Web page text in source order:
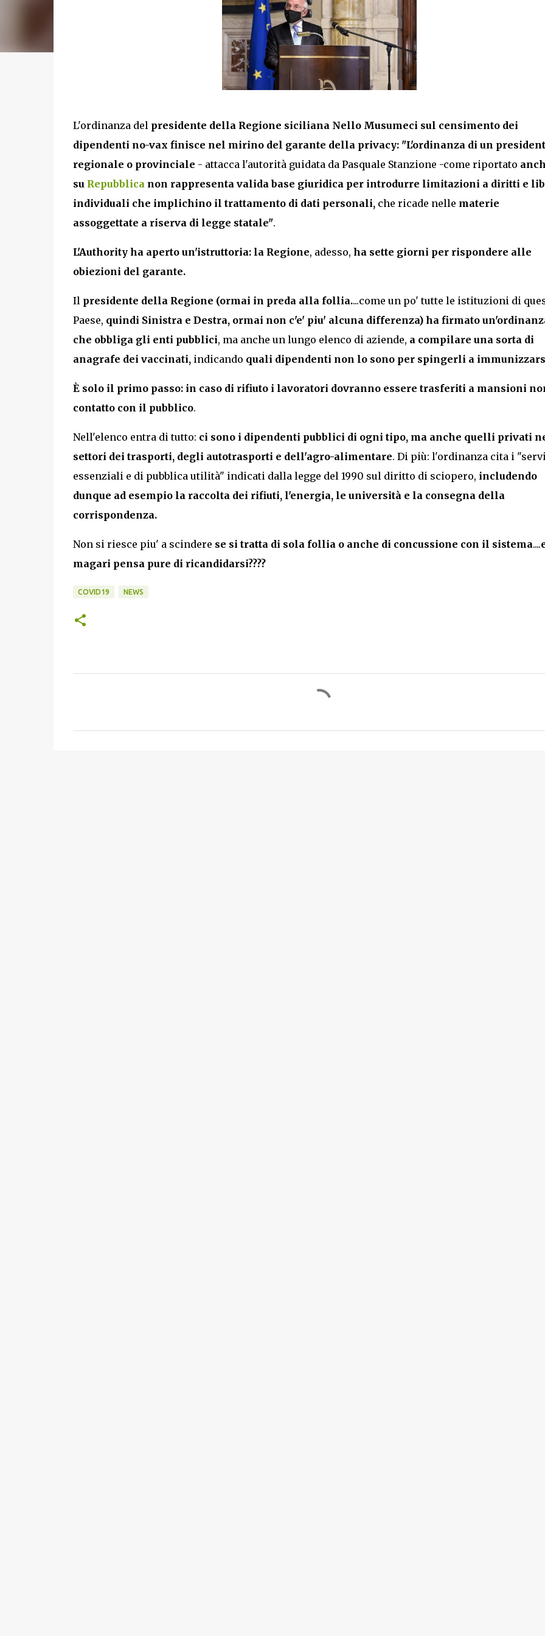
L'ordinanza del presidente della Regione siciliana Nello Musumeci sul censimento dei
dipendenti no-vax finisce nel mirino del garante della privacy: "L'ordinanza di un
regionale o provinciale - attacca l'autorità guidata da Pasquale Stanzione -come riportato
su Repubblicanon rappresenta valida base giuridica per introdurre limitazioni a diritti e
individuali che implichino il trattamento di dati personali,che ricade nelle materie
assoggettate a riserva di legge statale".
L'Authority ha aperto un'istruttoria: la Regione, adesso, ha sette giorni per rispondere alle
obiezioni del garante.
Ilpresidente della Regione (ormai in preda alla follia....come un po' tutte le istituzioni di
Paese, quindi Sinistra e Destra, ormai non c'e' piu' alcuna differenza) ha firmato
che obbliga gli enti pubblici, ma anche un lungo elenco di aziende, a compilare una sorta di
anagrafe dei vaccinati,indicando quali dipendenti non lo sono per spingerli a
È solo il primo passo: in caso di rifiuto i lavoratori dovranno essere trasferiti a mansioni
contatto con il pubblico.
Nell'elenco entra di tutto: ci sono i dipendenti pubblici di ogni tipo, ma anche quelli privati
settori dei trasporti, degli autotrasporti e dell'agro-alimentare. Di più: l'ordinanza cita i
essenziali e di pubblica utilità" indicati dalla legge del 1990 sul diritto di sciopero, includendo
dunque ad esempio la raccolta dei rifiuti, l'energia, le università e la consegna della
corrispondenza.
Non si riesce piu' a scindere se si tratta di sola follia o anche di concussione con il sistema....
magari pensa pure di ricandidarsi????
COVID19 NEWS